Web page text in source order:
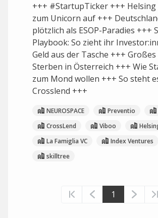
+++ #StartupTicker +++
zum Unicorn auf +++
plötzlich als ESOP-Paradies +++
Playbook: So zieht ihr
Geld aus der Tasche +++
Sterben in Österreich +++ Wie
zum Mond wollen +++ So steht
Crosslend +++
NEUROSPACE Preventio
CrossLend
Viboo
La Famiglia VC
Index Ventures
skilltree
1